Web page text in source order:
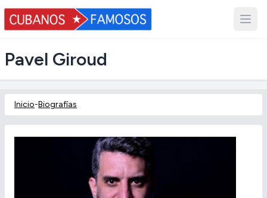
Pavel Giroud
Inicio-Biografías